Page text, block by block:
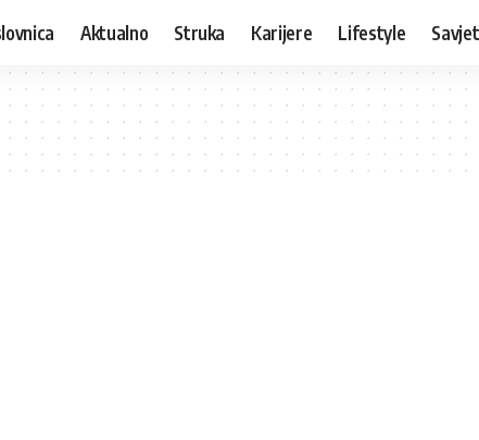
Aktualno Struka Karijere Lifestyle